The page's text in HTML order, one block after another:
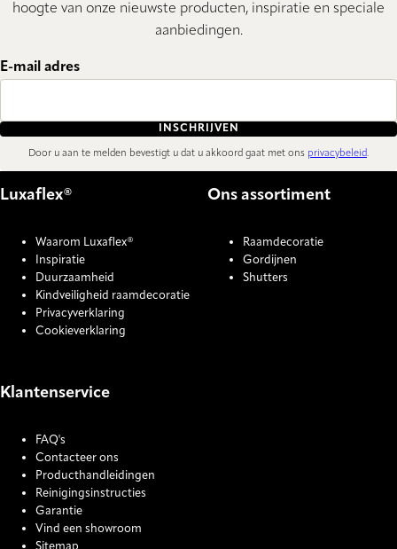
hoogte van onze nieuwste producten, inspiratie en speciale
aanbiedingen.
E-mail adres
INSCHRIJVEN
Door u aan te melden bevestigt u dat u akkoord gaat met ons privacybeleid.
Luxaflex®
Waarom Luxaflex®
Inspiratie
Duurzaamheid
Kindveiligheid raamdecoratie
Privacyverklaring
Cookieverklaring
Ons assortiment
Raamdecoratie
Gordijnen
Shutters
Klantenservice
FAQ's
Contacteer ons
Producthandleidingen
Reinigingsinstructies
Garantie
Vind een showroom